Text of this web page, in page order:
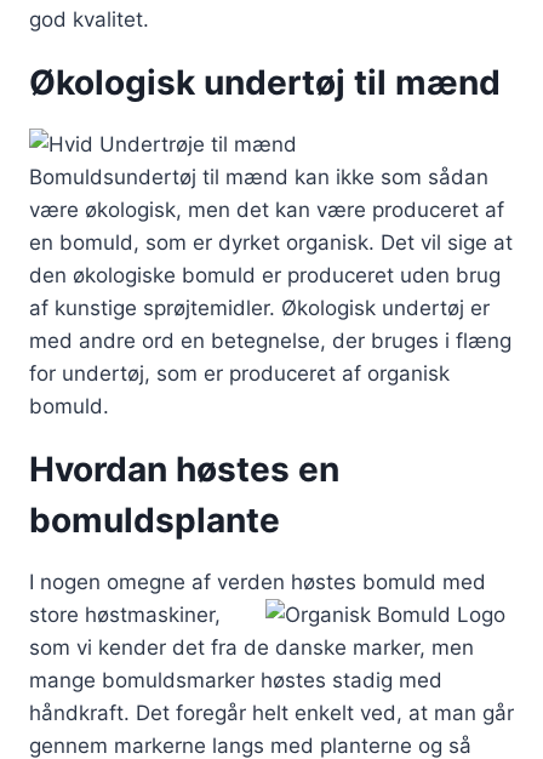
god kvalitet.
Økologisk undertøj til mænd
Bomuldsundertøj til mænd kan ikke som sådan
være økologisk, men det kan være produceret af
en bomuld, som er dyrket organisk. Det vil sige at
den økologiske bomuld er produceret uden brug
af kunstige sprøjtemidler. Økologisk undertøj er
med andre ord en betegnelse, der bruges i flæng
for undertøj, som er produceret af organisk
bomuld.
Hvordan høstes en
bomuldsplante
I nogen omegne af verden høstes bomuld med
store høstmaskiner,
som vi kender det fra de danske marker, men
mange bomuldsmarker høstes stadig med
håndkraft. Det foregår helt enkelt ved, at man går
gennem markerne langs med planterne og så